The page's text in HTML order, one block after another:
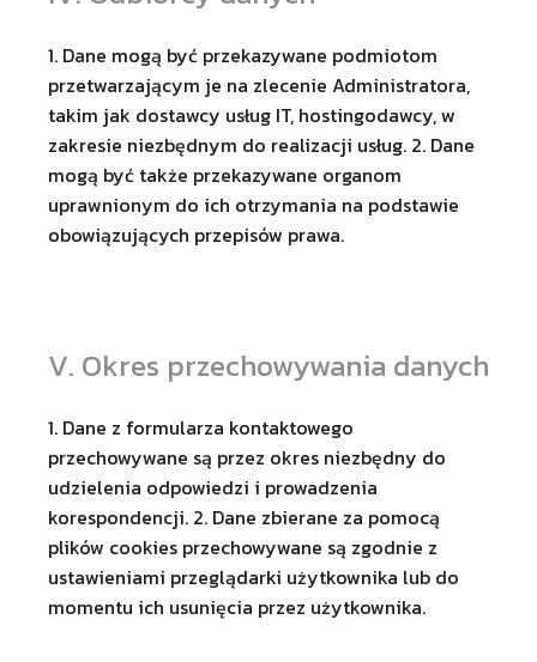
1. Dane mogą być przekazywane podmiotom
przetwarzającym je na zlecenie Administratora,
takim jak dostawcy usług IT, hostingodawcy, w
zakresie niezbędnym do realizacji usług. 2. Dane
mogą być także przekazywane organom
uprawnionym do ich otrzymania na podstawie
obowiązujących przepisów prawa.
V. Okres przechowywania danych
1. Dane z formularza kontaktowego
przechowywane są przez okres niezbędny do
udzielenia odpowiedzi i prowadzenia
korespondencji. 2. Dane zbierane za pomocą
plików cookies przechowywane są zgodnie z
ustawieniami przeglądarki użytkownika lub do
momentu ich usunięcia przez użytkownika.